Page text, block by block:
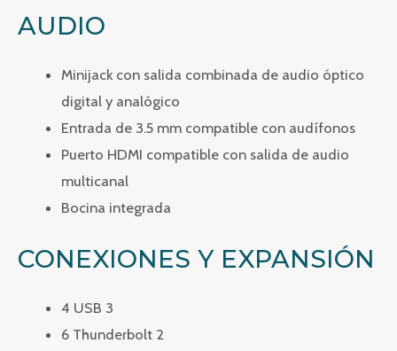
AUDIO
Minijack con salida combinada de audio óptico
digital y analógico
Entrada de 3.5 mm compatible con audífonos
Puerto HDMI compatible con salida de audio
multicanal
Bocina integrada
CONEXIONES Y EXPANSIÓN
4 USB 3
6 Thunderbolt 2